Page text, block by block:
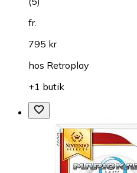
fr.
795 kr
hos Retroplay
+1 butik